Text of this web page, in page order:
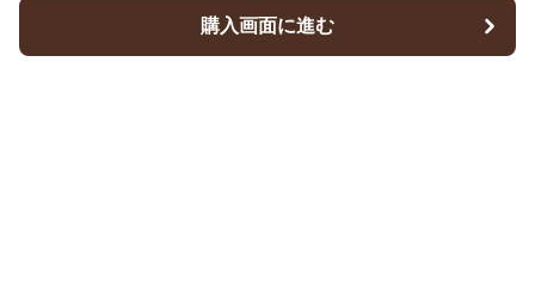
購入画面に進む
購入画面に進む